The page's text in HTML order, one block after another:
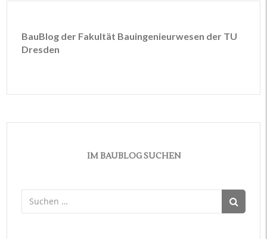
BauBlog der Fakultät Bauingenieurwesen der TU
Dresden
IM BAUBLOG SUCHEN
Suchen
nach: